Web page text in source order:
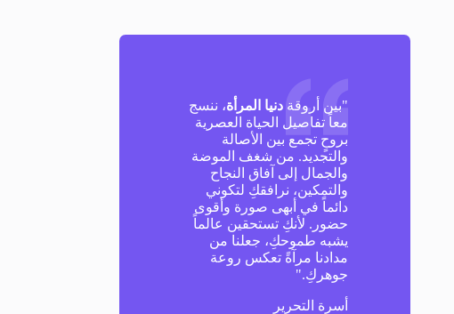
"بين أروقةدنيا المرأة، ننسج
معاً تفاصيل الحياة العصرية
بروحٍ تجمع بين الأصالة
والتجديد. من شغف الموضة
والجمال إلى آفاق النجاح
والتمكين، نرافقكِ لتكوني
دائماً في أبهى صورة وأقوى
حضور. لأنكِ تستحقين عالماً
يشبه طموحكِ، جعلنا من
مدادنا مرآةً تعكس روعة
جوهركِ."
أسرة التحرير